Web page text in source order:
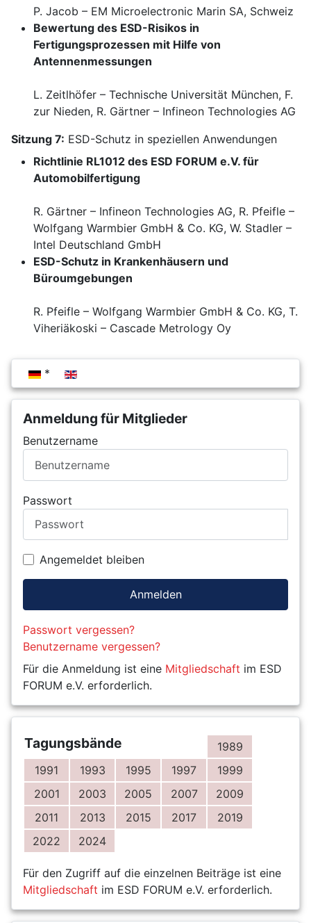
Sprache auswählen
Anmeldung für Mitglieder
Benutzername
Passwort
Angemeldet bleiben
Anmelden
Passwort vergessen?
Benutzername vergessen?
Für die Anmeldung ist eine Mitgliedschaft im ESD
FORUM e.V. erforderlich.
Tagungsbände
1989
1991
1993 1995 1997
1999
2001
2003 2005 2007
2009
2011
2013 2015 2017
2019
2022
2024
Für den Zugriff auf die einzelnen Beiträge ist eine
Mitgliedschaft im ESD FORUM e.V. erforderlich.
P. Jacob – EM Microelectronic Marin SA, Schweiz
Bewertung des ESD-Risikos in
Fertigungsprozessen mit Hilfe von
Antennenmessungen
L. Zeitlhöfer – Technische Universität München, F.
zur Nieden, R. Gärtner – Infineon Technologies AG
Sitzung 7: ESD-Schutz in speziellen Anwendungen
Richtlinie RL1012 des ESD FORUM e.V. für
Automobilfertigung
R. Gärtner – Infineon Technologies AG, R. Pfeifle –
Wolfgang Warmbier GmbH & Co. KG, W. Stadler –
Intel Deutschland GmbH
ESD-Schutz in Krankenhäusern und
Büroumgebungen
R. Pfeifle – Wolfgang Warmbier GmbH & Co. KG, T.
Viheriäkoski – Cascade Metrology Oy